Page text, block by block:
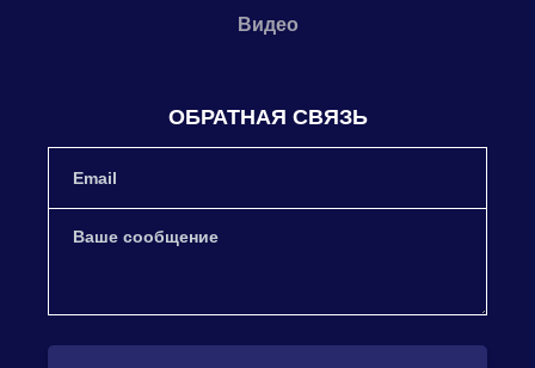
Видео
ОБРАТНАЯ СВЯЗЬ